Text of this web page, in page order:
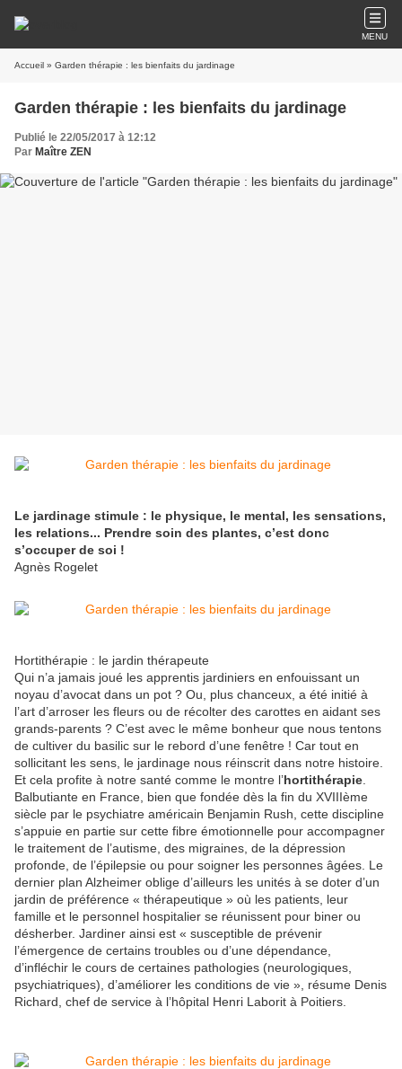
MENU
Accueil » Garden thérapie : les bienfaits du jardinage
Garden thérapie : les bienfaits du jardinage
Publié le 22/05/2017 à 12:12
Par Maître ZEN
Le jardinage stimule : le physique, le mental, les sensations,
les relations... Prendre soin des plantes, c’est donc
s’occuper de soi !
Agnès Rogelet
Hortithérapie : le jardin thérapeute
Qui n’a jamais joué les apprentis jardiniers en enfouissant un
noyau d’avocat dans un pot ? Ou, plus chanceux, a été initié à
l’art d’arroser les fleurs ou de récolter des carottes en aidant ses
grands-parents ? C’est avec le même bonheur que nous tentons
de cultiver du basilic sur le rebord d’une fenêtre ! Car tout en
sollicitant les sens, le jardinage nous réinscrit dans notre histoire.
Et cela profite à notre santé comme le montre l’hortithérapie
Balbutiante en France, bien que fondée dès la fin du XVIIIème
siècle par le psychiatre américain Benjamin Rush, cette discipline
s’appuie en partie sur cette fibre émotionnelle pour accompagner
le traitement de l’autisme, des migraines, de la dépression
profonde, de l’épilepsie ou pour soigner les personnes âgées. Le
dernier plan Alzheimer oblige d’ailleurs les unités à se doter d’un
jardin de préférence « thérapeutique » où les patients, leur
famille et le personnel hospitalier se réunissent pour biner ou
désherber. Jardiner ainsi est « susceptible de prévenir
l’émergence de certains troubles ou d’une dépendance,
d’infléchir le cours de certaines pathologies (neurologiques,
psychiatriques), d’améliorer les conditions de vie », résume Denis
Richard, chef de service à l’hôpital Henri Laborit à Poitiers.